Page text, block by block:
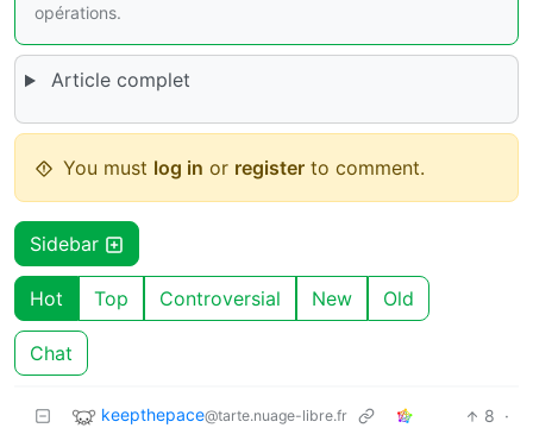
opérations.
Article complet
You must log in or register to comment.
Sidebar
Hot Top Controversial New Old
Chat
keepthepace@tarte.nuage-libre.fr 8 ·